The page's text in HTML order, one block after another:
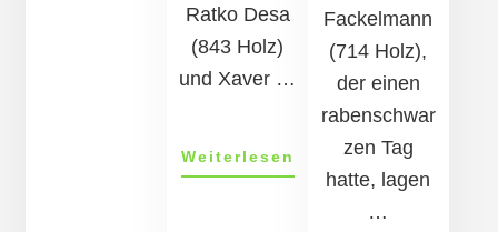
meister­
schaft
Par­
Ratko Desa
(843 Holz)
und Xaver …
Weiterlesen ÜberFrauen
verloren
Fackelmann
(714 Holz),
der einen
rabenschwar
zen Tag
hatte, lagen
…